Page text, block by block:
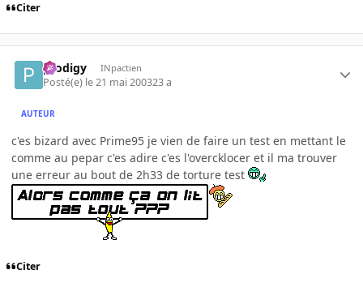
Citer
prodigy INpactien
Posté(e) le 21 mai 200323 a
AUTEUR
c'es bizard avec Prime95 je vien de faire un test en mettant le
comme au pepar c'es adire c'es l'overcklocer et il ma trouver
une erreur au bout de 2h33 de torture test
Citer